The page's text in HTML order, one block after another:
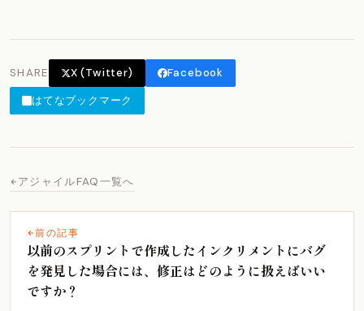
SHARE X (Twitter)
Facebook
はてなブックマーク
アジャイルFAQ一覧へ
前の記事
以前のスプリントで作成したインクリメントにバグ
を発見した場合には、修正はどのように扱えばいい
ですか？